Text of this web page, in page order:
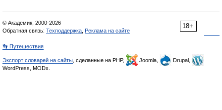
18+
© Академик, 2000-2026
Обратная связь: Техподдержка Реклама на сайте
👣 Путешествия
Экспорт словарей на сайты , сделанные на PHP, Joomla,
Drupal,
WordPress, MODx.